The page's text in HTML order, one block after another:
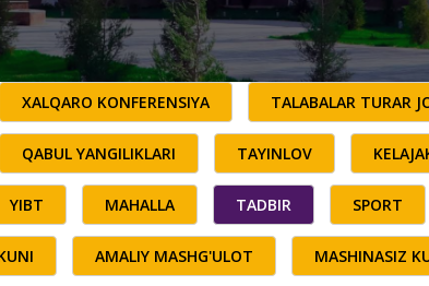
XALQARO KONFERENSIYA TALABALAR TURAR
QABUL YANGILIKLARI TAYINLOV
YIBT MAHALLA TADBIR SPORT
AMALIY MASHG'ULOT MASHINASIZ